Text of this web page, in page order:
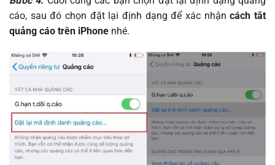
cáo, sau đó chọn đặt lại định dạng để xác nhậncách tắt
quảng cáo trên iPhone nhé.